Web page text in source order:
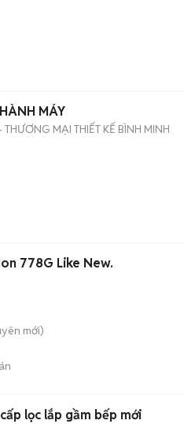
MÁY
MẠI THIẾT KẾ BÌNH MINH
778G Like New.
mới)
lọc lắp gầm bếp mới